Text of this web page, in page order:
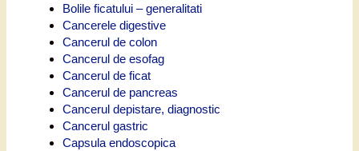
Bolile ficatului – generalitati
Cancerele digestive
Cancerul de colon
Cancerul de esofag
Cancerul de ficat
Cancerul de pancreas
Cancerul depistare, diagnostic
Cancerul gastric
Capsula endoscopica